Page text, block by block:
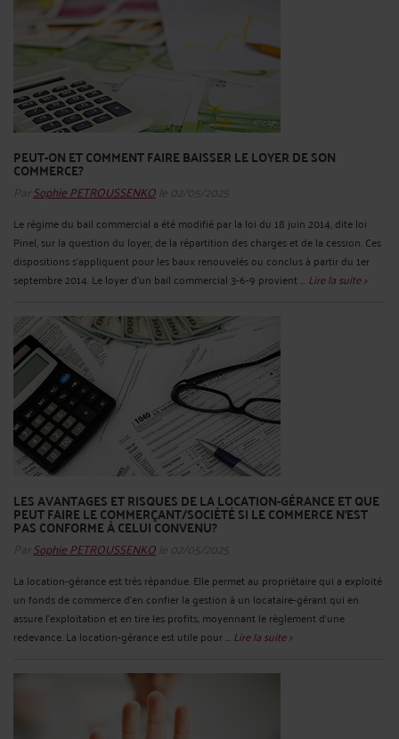
PEUT-ON ET COMMENT FAIRE BAISSER LE LOYER DE SON
COMMERCE?
Par Sophie PETROUSSENKO le 02/05/2025
Le régime du bail commercial a été modifié par la loi du 18 juin 2014, dite loi
Pinel, sur la question du loyer, de la répartition des charges et de la cession. Ces
dispositions s’appliquent pour les baux renouvelés ou conclus à partir du 1er
septembre 2014. Le loyer d’un bail commercial 3-6-9 provient ... Lire la suite >
LES AVANTAGES ET RISQUES DE LA LOCATION-GÉRANCE ET QUE
PEUT FAIRE LE COMMERÇANT/SOCIÉTÉ SI LE COMMERCE N’EST
PAS CONFORME À CELUI CONVENU?
Par Sophie PETROUSSENKO le 02/05/2025
La location-gérance est très répandue. Elle permet au propriétaire qui a exploité
un fonds de commerce d’en confier la gestion à un locataire-gérant qui en
assure l’exploitation et en tire les profits, moyennant le règlement d’une
redevance. La location-gérance est utile pour ... Lire la suite >